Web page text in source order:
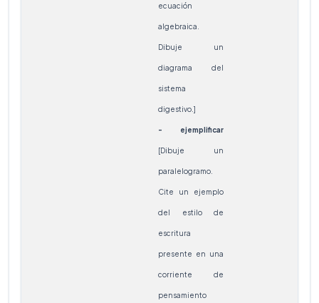
ecuación
algebraica.
Dibuje un
diagrama del
sistema
digestivo.]
- ejemplificar
[Dibuje un
paralelogramo.
Cite un ejemplo
del estilo de
escritura
presente en una
corriente de
pensamiento